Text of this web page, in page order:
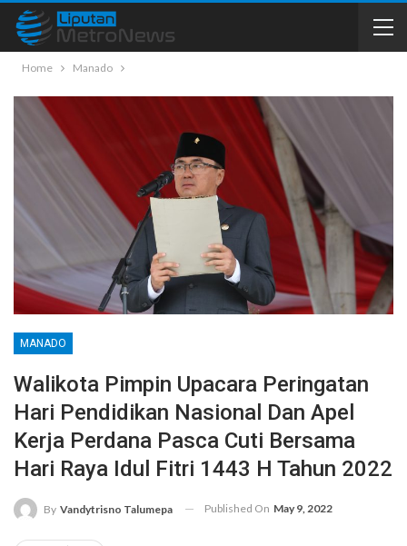
Home Manado
MANADO
Walikota Pimpin Upacara Peringatan
Hari Pendidikan Nasional Dan Apel
Kerja Perdana Pasca Cuti Bersama
Hari Raya Idul Fitri 1443 H Tahun 2022
By Vandytrisno Talumepa Published On May 9, 2022